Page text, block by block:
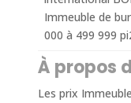
Immeuble de
000 à 499 999
À propos
Les prix